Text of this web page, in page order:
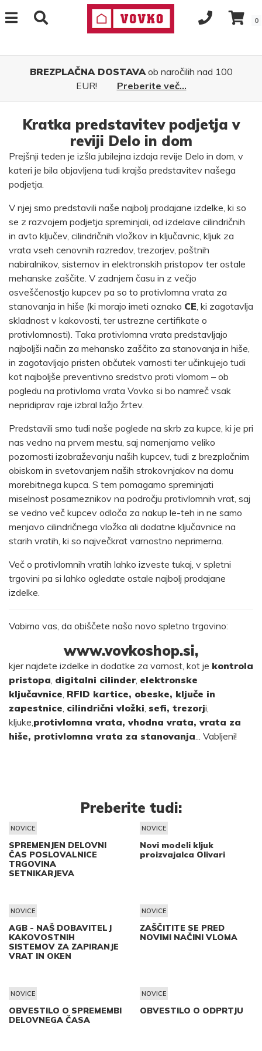
0
BREZPLAČNA DOSTAVAob naročilih nad 100
EUR!
Preberite več...
Kratka predstavitev podjetja v
reviji Delo in dom
Prejšnji teden je izšla jubilejna izdaja revije Delo in dom, v
kateri je bila objavljena tudi krajša predstavitev našega
podjetja.
V njej smo predstavili naše najbolj prodajane izdelke, ki so
se z razvojem podjetja spreminjali, od izdelave cilindričnih
in avto ključev, cilindričnih vložkov in ključavnic, kljuk za
vrata vseh cenovnih razredov, trezorjev, poštnih
nabiralnikov, sistemov in elektronskih pristopov ter ostale
mehanske zaščite. V zadnjem času in z večjo
osveščenostjo kupcev pa so to protivlomna vrata za
stanovanja in hiše (ki morajo imeti oznako CE, ki zagotavlja
skladnost v kakovosti, ter ustrezne certifikate o
protivlomnosti). Taka protivlomna vrata predstavljajo
najboljši način za mehansko zaščito za stanovanja in hiše,
in zagotavljajo pristen občutek varnosti ter učinkujejo tudi
kot najboljše preventivno sredstvo proti vlomom – ob
pogledu na protivloma vrata Vovko si bo namreč vsak
nepridiprav raje izbral lažjo žrtev.
Predstavili smo tudi naše poglede na skrb za kupce, ki je pri
nas vedno na prvem mestu, saj namenjamo veliko
pozornosti izobraževanju naših kupcev, tudi z brezplačnim
obiskom in svetovanjem naših strokovnjakov na domu
morebitnega kupca. S tem pomagamo spreminjati
miselnost posameznikov na področju protivlomnih vrat, saj
se vedno več kupcev odloča za nakup le-teh in ne samo
menjavo cilindričnega vložka ali dodatne ključavnice na
starih vratih, ki so največkrat varnostno neprimerna.
Več o protivlomnih vratih lahko izveste tukaj, v spletni
trgovini pa si lahko ogledate ostale najbolj prodajane
izdelke.
Vabimo vas, da obiščete našo novo spletno trgovino:
www.vovkoshop.si,
kjer najdete izdelke in dodatke za varnost, kot je kontrola
pristopa, digitalni cilinder, elektronske
ključavnice, RFID kartice, obeske, ključe in
zapestnice, cilindrični vložki, sefi, trezorji,
kljuke,protivlomna vrata, vhodna vrata, vrata za
hiše, protivlomna vrata za stanovanja... Vabljeni!
Preberite tudi:
NOVICE
SPREMENJEN DELOVNI
ČAS POSLOVALNICE
TRGOVINA
SETNIKARJEVA
NOVICE
Novi modeli kljuk
proizvajalca Olivari
NOVICE
AGB - NAŠ DOBAVITELJ
KAKOVOSTNIH
SISTEMOV ZA ZAPIRANJE
VRAT IN OKEN
NOVICE
ZAŠČITITE SE PRED
NOVIMI NAČINI VLOMA
NOVICE
OBVESTILO O SPREMEMBI
DELOVNEGA ČASA
NOVICE
OBVESTILO O ODPRTJU